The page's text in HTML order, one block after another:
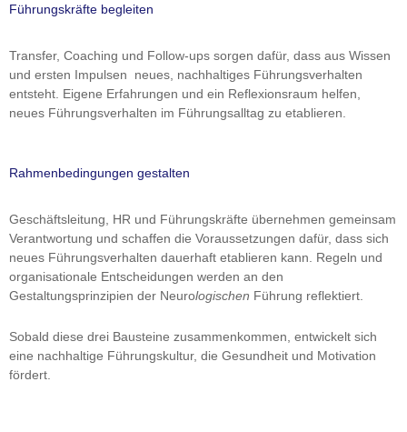
Führungskräfte begleiten
Transfer, Coaching und Follow-ups sorgen dafür, dass aus Wissen
und ersten Impulsen neues, nachhaltiges Führungsverhalten
entsteht. Eigene Erfahrungen und ein Reflexionsraum helfen,
neues Führungsverhalten im Führungsalltag zu etablieren.
Rahmenbedingungen gestalten
Geschäftsleitung, HR und Führungskräfte übernehmen gemeinsam
Verantwortung und schaffen die Voraussetzungen dafür, dass sich
neues Führungsverhalten dauerhaft etablieren kann. Regeln und
organisationale Entscheidungen werden an den
Gestaltungsprinzipien der Neurologischen Führung reflektiert.
Sobald diese drei Bausteine zusammenkommen, entwickelt sich
eine nachhaltige Führungskultur, die Gesundheit und Motivation
fördert.